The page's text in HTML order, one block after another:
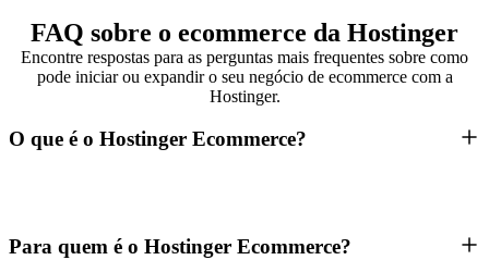
FAQ sobre o ecommerce da Hostinger
Encontre respostas para as perguntas mais frequentes sobre como
pode iniciar ou expandir o seu negócio de ecommerce com a
Hostinger.
O que é o Hostinger Ecommerce?
Para quem é o Hostinger Ecommerce?